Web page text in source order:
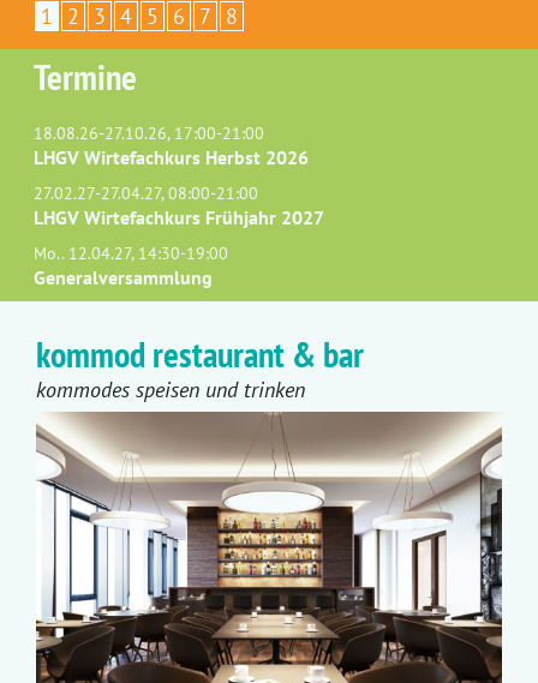
1 2 3 4 5 6 7 8
Termine
18.08.26-27.10.26, 17:00-21:00
LHGV Wirtefachkurs Herbst 2026
27.02.27-27.04.27, 08:00-21:00
LHGV Wirtefachkurs Frühjahr 2027
Mo.. 12.04.27, 14:30-19:00
Generalversammlung
kommod restaurant & bar
kommodes speisen und trinken